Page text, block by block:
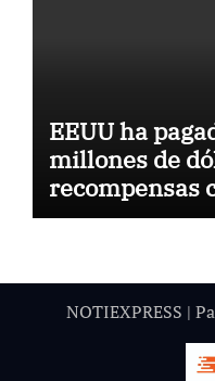
EEUU ha
millones de
recompensas
narco en 40
NOTIEXPRESS |